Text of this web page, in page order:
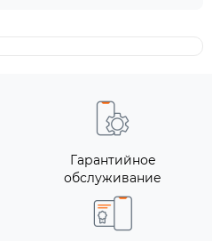
Гарантийное
обслуживание